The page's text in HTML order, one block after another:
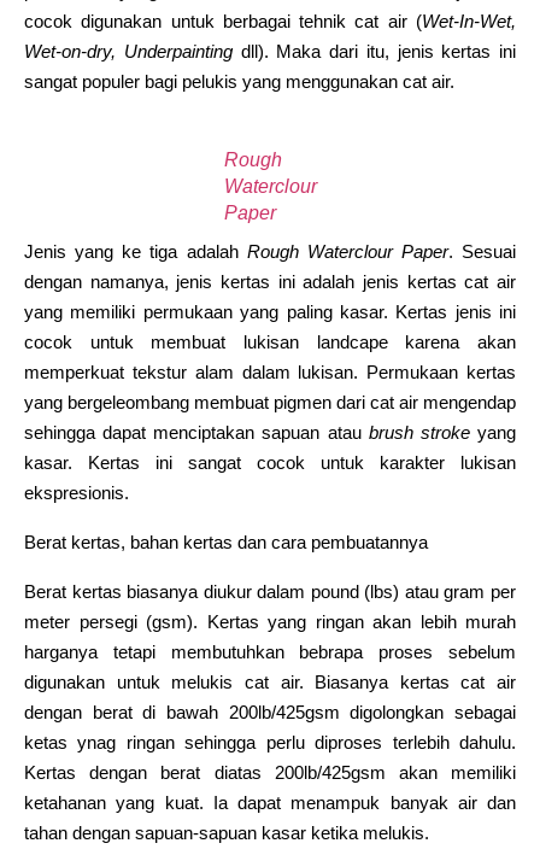
cocok digunakan untuk berbagai tehnik cat air (Wet-In-Wet,
Wet-on-dry, Underpaintingdll). Maka dari itu, jenis kertas ini
sangat populer bagi pelukis yang menggunakan cat air.
Rough
Waterclour
Paper
Jenis yang ke tiga adalahRough Waterclour Paper. Sesuai
dengan namanya, jenis kertas ini adalah jenis kertas cat air
yang memiliki permukaan yang paling kasar. Kertas jenis ini
cocok untuk membuat lukisan landcape karena akan
memperkuat tekstur alam dalam lukisan. Permukaan kertas
yang bergeleombang membuat pigmen dari cat air mengendap
sehingga dapat menciptakan sapuan atau brush strokeyang
kasar. Kertas ini sangat cocok untuk karakter lukisan
ekspresionis.
Berat kertas, bahan kertas dan cara pembuatannya
Berat kertas biasanya diukur dalam pound (lbs) atau gram per
meter persegi (gsm). Kertas yang ringan akan lebih murah
harganya tetapi membutuhkan bebrapa proses sebelum
digunakan untuk melukis cat air. Biasanya kertas cat air
dengan berat di bawah 200lb/425gsm digolongkan sebagai
ketas ynag ringan sehingga perlu diproses terlebih dahulu.
Kertas dengan berat diatas 200lb/425gsm akan memiliki
ketahanan yang kuat. Ia dapat menampuk banyak air dan
tahan dengan sapuan-sapuan kasar ketika melukis.